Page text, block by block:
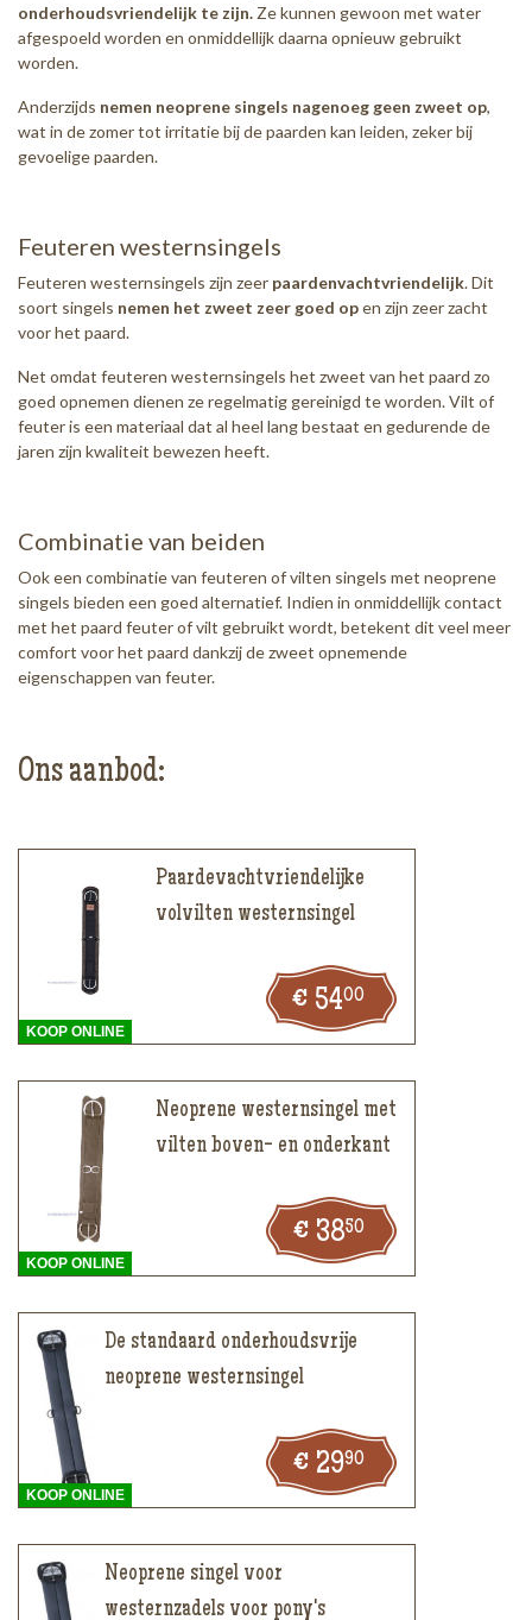
onderhoudsvriendelijk te zijn.Ze kunnen gewoon met water
afgespoeld worden en onmiddellijk daarna opnieuw gebruikt
worden.
Anderzijds nemen neoprene singels nagenoeg geen zweet op,
wat in de zomer tot irritatie bij de paarden kan leiden, zeker bij
gevoelige paarden.
Feuteren westernsingels
Feuteren westernsingels zijn zeer paardenvachtvriendelijk. Dit
soort singels nemen het zweet zeer goed open zijn zeer zacht
voor het paard.
Net omdat feuteren westernsingels het zweet van het paard zo
goed opnemen dienen ze regelmatig gereinigd te worden. Vilt of
feuter is een materiaal dat al heel lang bestaat en gedurende de
jaren zijn kwaliteit bewezen heeft.
Combinatie van beiden
Ook een combinatie van feuteren of vilten singels met neoprene
singels bieden een goed alternatief. Indien in onmiddellijk contact
met het paard feuter of vilt gebruikt wordt, betekent dit veel meer
comfort voor het paard dankzij de zweet opnemende
eigenschappen van feuter.
Ons aanbod:
Paardevachtvriendelijke
volvilten westernsingel
5400
KOOP ONLINE
Neoprene westernsingel met
vilten boven- en onderkant
3850
KOOP ONLINE
De standaard onderhoudsvrije
neoprene westernsingel
2990
KOOP ONLINE
Neoprene singel voor
westernzadels voor pony's